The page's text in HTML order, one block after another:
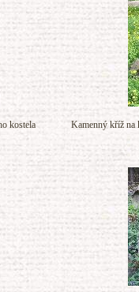
kostela
Kamenný kříž na